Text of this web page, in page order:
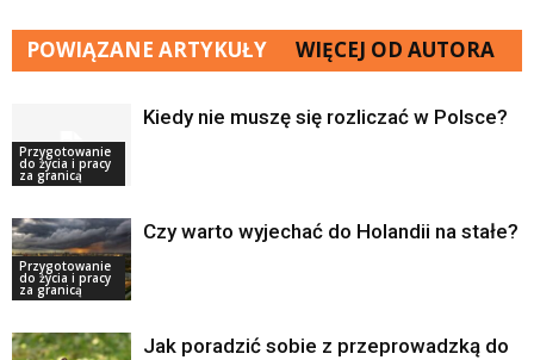
POWIĄZANE ARTYKUŁY WIĘCEJ OD AUTORA
Przygotowanie
do życia i pracy
za granicą
Kiedy nie muszę się rozliczać w Polsce?
Przygotowanie
do życia i pracy
za granicą
Czy warto wyjechać do Holandii na stałe?
Jak poradzić sobie z przeprowadzką do